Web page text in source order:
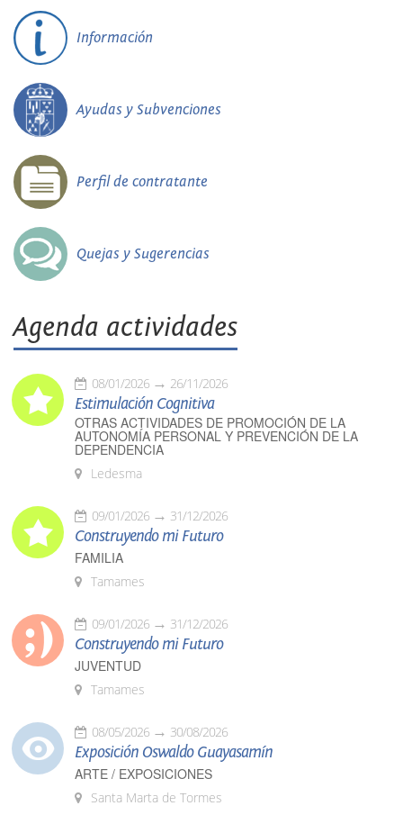
Información
Ayudas y Subvenciones
Perfil de contratante
Quejas y Sugerencias
Agenda actividades
08/01/2026 26/11/2026
Estimulación Cognitiva
OTRAS ACTIVIDADES DE PROMOCIÓN DE LA
AUTONOMÍA PERSONAL Y PREVENCIÓN DE LA
DEPENDENCIA
Ledesma
09/01/2026 31/12/2026
Construyendo mi Futuro
FAMILIA
Tamames
09/01/2026 31/12/2026
Construyendo mi Futuro
JUVENTUD
Tamames
08/05/2026 30/08/2026
Exposición Oswaldo Guayasamín
ARTE / EXPOSICIONES
Santa Marta de Tormes